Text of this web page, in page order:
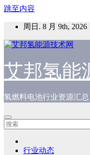
跳至内容
周日. 8 月 9th, 2026
艾邦氢能
氢燃料电池行业资源汇总
行业动态